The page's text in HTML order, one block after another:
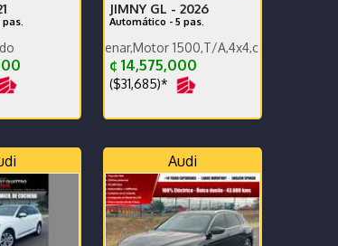
Record de agencia Excelente estado
JIMNY GL - 2026
Automático - 5 pas.
estrenar,Motor 1500,T/A,4x4,carplay,alfombras
¢ 14,575,000
($31,685)*
Audi